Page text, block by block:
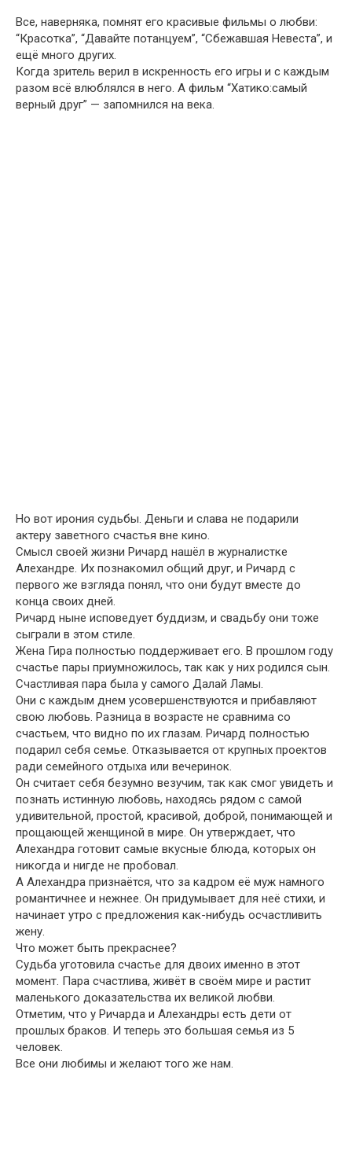
Все, наверняка, помнят его красивые фильмы о любви:
“Красотка”, “Давайте потанцуем”, “Сбежавшая Невеста”, и
ещё много других.
Когда зритель верил в искренность его игры и с каждым
разом всё влюблялся в него. А фильм “Хатико:самый
верный друг” — запомнился на века.
Но вот ирония судьбы. Деньги и слава не подарили
актеру заветного счастья вне кино.
Смысл своей жизни Ричард нашёл в журналистке
Алехандре. Их познакомил общий друг, и Ричард с
первого же взгляда понял, что они будут вместе до
конца своих дней.
Ричард ныне исповедует буддизм, и свадьбу они тоже
сыграли в этом стиле.
Жена Гира полностью поддерживает его. В прошлом году
счастье пары приумножилось, так как у них родился сын.
Счастливая пара была у самого Далай Ламы.
Они с каждым днем усовершенствуются и прибавляют
свою любовь. Разница в возрасте не сравнима со
счастьем, что видно по их глазам. Ричард полностью
подарил себя семье. Отказывается от крупных проектов
ради семейного отдыха или вечеринок.
Он считает себя безумно везучим, так как смог увидеть и
познать истинную любовь, находясь рядом с самой
удивительной, простой, красивой, доброй, понимающей и
прощающей женщиной в мире. Он утверждает, что
Алехандра готовит самые вкусные блюда, которых он
никогда и нигде не пробовал.
А Алехандра признаётся, что за кадром её муж намного
романтичнее и нежнее. Он придумывает для неё стихи, и
начинает утро с предложения как-нибудь осчастливить
жену.
Что может быть прекраснее?
Судьба уготовила счастье для двоих именно в этот
момент. Пара счастлива, живёт в своём мире и растит
маленького доказательства их великой любви.
Отметим, что у Ричарда и Алехандры есть дети от
прошлых браков. И теперь это большая семья из 5
человек.
Все они любимы и желают того же нам.